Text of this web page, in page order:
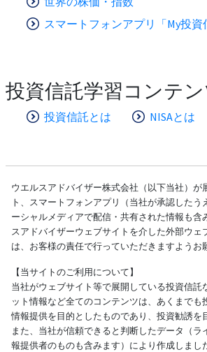
スマートフォンアプリ「My投資
投資信託学習コンテン
投資信託とは NISAとは
ウエルスアドバイザー株式会社（以下当社）が
ト、スマートフォンアプリ（当社が承認したう
ーシャルメディアで配信・共有された情報も含
スアドバイザーウェブサイトを介した外部ウェ
は、お客様の責任で行っていただきますようお
【当サイトのご利用について】
当社がウェブサイト等で展開している投資信託
ット情報など全てのコンテンツは、あくまでも
情報提供を目的としたものであり、投資勧誘を
また、当社が信頼できると判断したデータ（ラ
報提供者のものも含みます）により作成しまし